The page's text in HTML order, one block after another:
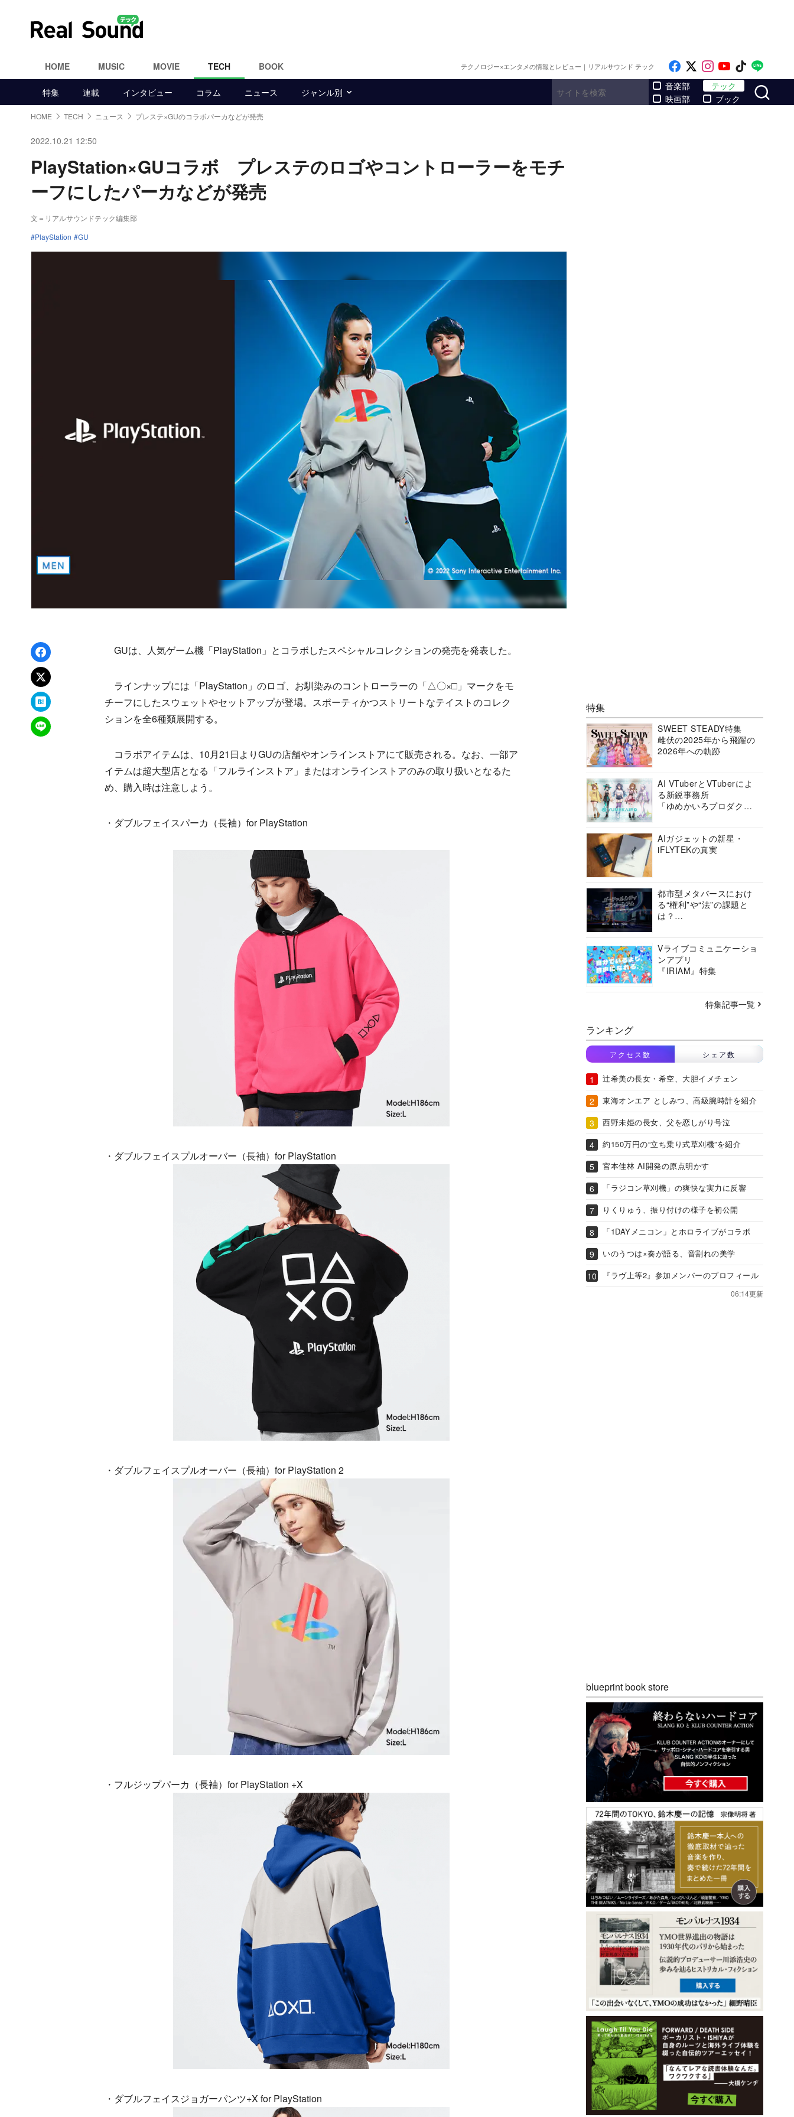
HOME MUSIC MOVIE TECH BOOK テクノロジー×エンタメの情報とレビュー｜リアルサウンド テック Like on Facebook
Follow on x
Follow on
Follow on
Follow
特集 連載 インタビュー コラム ニュース ジャンル別
音楽部
映画部
テック
ブック
HOME TECH ニュース プレステ×GUのコラボパーカなどが発売
2022.10.21 12:50
PlayStation×GUコラボ プレステのロゴやコントローラーをモチ
ーフにしたパーカなどが発売
文＝リアルサウンドテック編集部
PlayStation
GU
Facebookでシェア
xでポスト
はてなブックマーク
LINEで送る
GUは、人気ゲーム機「PlayStation」とコラボしたスペシャルコレクションの発売を発表した。
ラインナップには「PlayStation」のロゴ、お馴染みのコントローラーの「△〇×□」マークをモ
チーフにしたスウェットやセットアップが登場。スポーティかつストリートなテイストのコレク
ションを全6種類展開する。
コラボアイテムは、10月21日よりGUの店舗やオンラインストアにて販売される。なお、一部ア
イテムは超大型店となる「フルラインストア」またはオンラインストアのみの取り扱いとなるた
め、購入時は注意しよう。
・ダブルフェイスパーカ（長袖）for PlayStation
・ダブルフェイスプルオーバー（長袖）for PlayStation
・ダブルフェイスプルオーバー（長袖）for PlayStation 2
・フルジップパーカ（長袖）for PlayStation +X
・ダブルフェイスジョガーパンツ+X for PlayStation
特集
SWEET STEADY特集
雌伏の2025年から飛躍の
2026年への軌跡
AI VTuberとVTuberによ
る新鋭事務所
「ゆめかいろプロダクシ
AIガジェットの新星・
iFLYTEKの真実
都市型メタバースにおけ
る“権利”や“法”の課題と
は？
ーシアムの挑戦に迫る
Vライブコミュニケーショ
ンアプリ
『IRIAM』特集
特集記事一覧
ランキング
アクセス数 シェア数
辻希美の長女・希空、大胆イメチェン
東海オンエア としみつ、高級腕時計を紹介
西野未姫の長女、父を恋しがり号泣
約150万円の“立ち乗り式草刈機”を紹介
宮本佳林 AI開発の原点明かす
「ラジコン草刈機」の爽快な実力に反響
りくりゅう、振り付けの様子を初公開
「1DAYメニコン」とホロライブがコラボ
いのうつは×奏が語る、音割れの美学
『ラヴ上等2』参加メンバーのプロフィール
06:14更新
blueprint book store